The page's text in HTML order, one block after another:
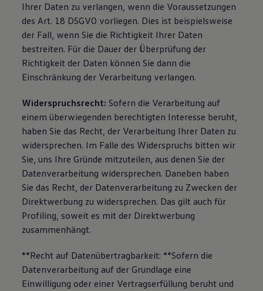
Ihrer Daten zu verlangen, wenn die Voraussetzungen
des Art. 18 DSGVO vorliegen. Dies ist beispielsweise
der Fall, wenn Sie die Richtigkeit Ihrer Daten
bestreiten. Für die Dauer der Überprüfung der
Richtigkeit der Daten können Sie dann die
Einschränkung der Verarbeitung verlangen.
Widerspruchsrecht: Sofern die Verarbeitung auf
einem überwiegenden berechtigten Interesse beruht,
haben Sie das Recht, der Verarbeitung Ihrer Daten zu
widersprechen. Im Falle des Widerspruchs bitten wir
Sie, uns Ihre Gründe mitzuteilen, aus denen Sie der
Datenverarbeitung widersprechen. Daneben haben
Sie das Recht, der Datenverarbeitung zu Zwecken der
Direktwerbung zu widersprechen. Das gilt auch für
Profiling, soweit es mit der Direktwerbung
zusammenhängt.
**Recht auf Datenübertragbarkeit: **Sofern die
Datenverarbeitung auf der Grundlage eine
Einwilligung oder einer Vertragserfüllung beruht und